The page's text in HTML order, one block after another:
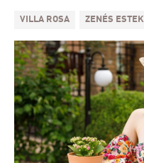
VILLA ROSA ZENÉS ESTEK